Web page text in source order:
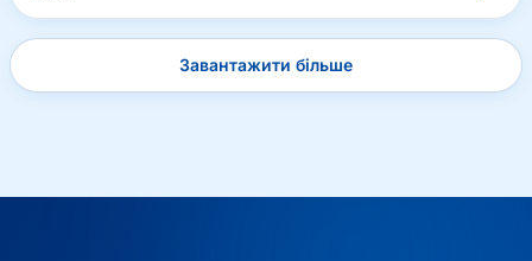
Завантажити більше